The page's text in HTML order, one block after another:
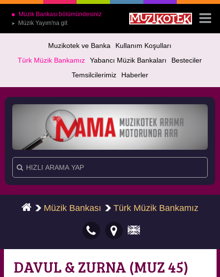
Müzik Bankası bölümündesiniz
➤ Müzik Yayım'na git
Muzikotek ve Banka
Kullanım Koşulları
Türk Müzik Bankamız
Yabancı Müzik Bankaları
Besteciler
Temsilcilerimiz
Haberler
Müzik Bankası Türk Müzik Bankamız
DAVUL & ZURNA (MUZ 45)